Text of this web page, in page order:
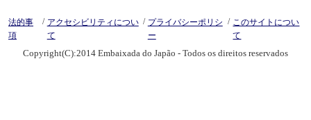
法的事
項
/ アクセシビリティについ
て
/ プライバシーポリシ
ー
/ このサイトについ
て
Copyright(C):2014 Embaixada do Japão - Todos os direitos reservados